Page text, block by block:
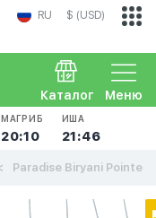
RU $ (USD)
Меню
Каталог
МАГРИБ
20:10
ИША
21:46
Paradise Biryani Pointe